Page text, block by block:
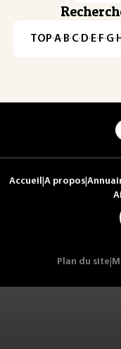
TOP·A·B·C· D· E· F·G· H
Accueil A propos
Plan du site